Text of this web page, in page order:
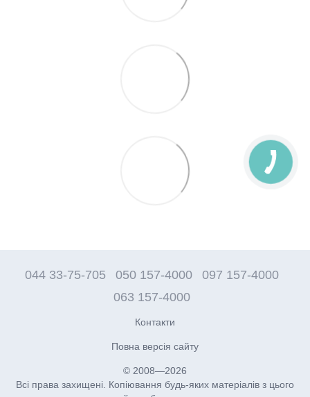
044 33-75-705 050 157-4000
097 157-4000
063 157-4000
Контакти
Повна версія сайту
© 2008—2026
Всі права захищені. Копіювання будь-яких матеріалів з цього